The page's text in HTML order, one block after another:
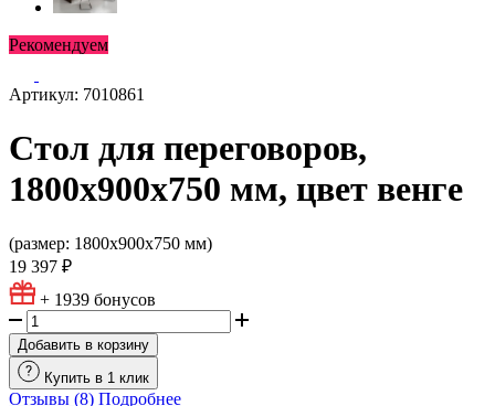
Рекомендуем
Артикул: 7010861
Стол для переговоров,
1800х900х750 мм, цвет венге
(размер: 1800х900х750 мм)
19 397 ₽
+ 1939 бонусов
Добавить в корзину
Купить в 1 клик
Отзывы (8) Подробнее